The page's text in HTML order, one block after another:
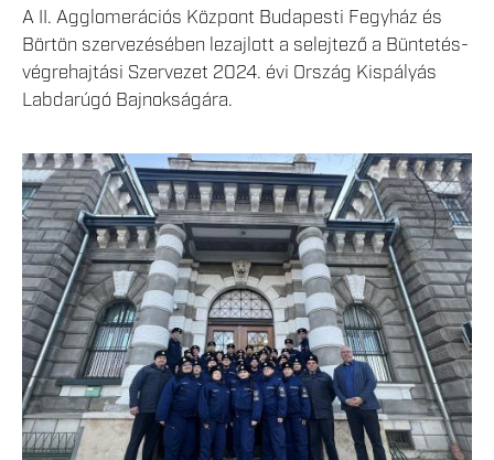
A II. Agglomerációs Központ Budapesti Fegyház és
Börtön szervezésében lezajlott a selejtező a Büntetés-
végrehajtási Szervezet 2024. évi Ország Kispályás
Labdarúgó Bajnokságára.